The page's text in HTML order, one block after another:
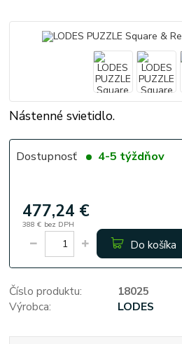
Nástenné svietidlo.
Dostupnosť 4-5 týždňov
477,24 €
388 € bez DPH
Do košíka
Číslo produktu:
18025
Výrobca:
LODES